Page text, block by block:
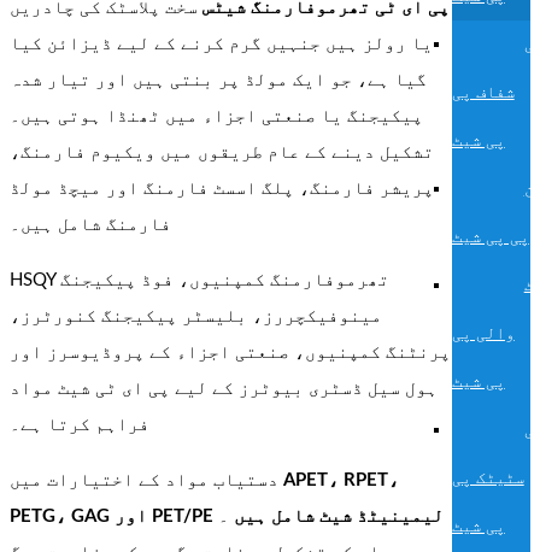
شفاف پی
پی شیٹ
پی پی شیٹ
والی پی
پی شیٹ
سٹیٹک پی
پی شیٹ
پی ای ٹی تھرموفارمنگ شیٹس سخت پلاسٹک کی چادریں
یا رولز ہیں جنہیں گرم کرنے کے لیے ڈیزائن کیا
گیا ہے، جو ایک مولڈ پر بنتی ہیں اور تیار شدہ
پیکیجنگ یا صنعتی اجزاء میں ٹھنڈا ہوتی ہیں۔
تشکیل دینے کے عام طریقوں میں ویکیوم فارمنگ،
پریشر فارمنگ، پلگ اسسٹ فارمنگ اور میچڈ مولڈ
فارمنگ شامل ہیں۔
HSQY تھرموفارمنگ کمپنیوں، فوڈ پیکیجنگ
مینوفیکچررز، بلیسٹر پیکیجنگ کنورٹرز،
پرنٹنگ کمپنیوں، صنعتی اجزاء کے پروڈیوسرز اور
ہول سیل ڈسٹری بیوٹرز کے لیے پی ای ٹی شیٹ مواد
فراہم کرتا ہے۔
APET، RPET،
PETG، GAG اور PET/PE لیمینیٹڈ شیٹ شامل ہیں ۔